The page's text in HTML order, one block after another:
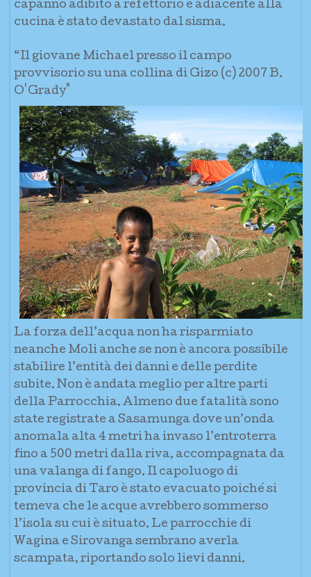
capanno adibito a refettorio e adiacente alla
cucina è stato devastato dal sisma.
“Il giovane Michael presso il campo
provvisorio su una collina di Gizo (c) 2007 B.
O'Grady"
La forza dell’acqua non ha risparmiato
neanche Moli anche se non è ancora possibile
stabilire l’entità dei danni e delle perdite
subite. Non è andata meglio per altre parti
della Parrocchia. Almeno due fatalità sono
state registrate a Sasamunga dove un’onda
anomala alta 4 metri ha invaso l’entroterra
fino a 500 metri dalla riva, accompagnata da
una valanga di fango. Il capoluogo di
provincia di Taro è stato evacuato poiché si
temeva che le acque avrebbero sommerso
l’isola su cui è situato. Le parrocchie di
Wagina e Sirovanga sembrano averla
scampata, riportando solo lievi danni.